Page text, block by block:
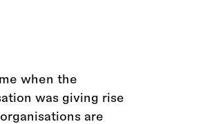
when the
was giving rise
are